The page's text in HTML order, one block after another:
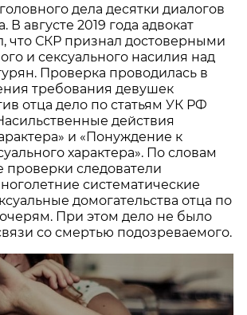
дела десятки диалогов
В августе 2019 года адвокат
что СКР признал достоверными
и сексуального насилия над
Проверка проводилась в
требования девушек
отца дело по статьям УК РФ
действия
и «Понуждение к
характера». По словам
проверки следователи
систематические
домогательства отца по
При этом дело не было
со смертью подозреваемого.